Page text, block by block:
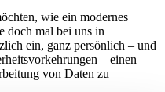
wie ein modernes
doch mal bei uns in
ein, ganz persönlich – und
– einen
von Daten zu